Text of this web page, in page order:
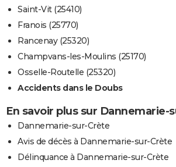
Saint-Vit (25410)
Franois (25770)
Rancenay (25320)
Champvans-les-Moulins (25170)
Osselle-Routelle (25320)
Accidents dans le Doubs
En savoir plus sur Dannemarie-
Dannemarie-sur-Crète
Avis de décès à Dannemarie-sur-Crète
Délinquance à Dannemarie-sur-Crète